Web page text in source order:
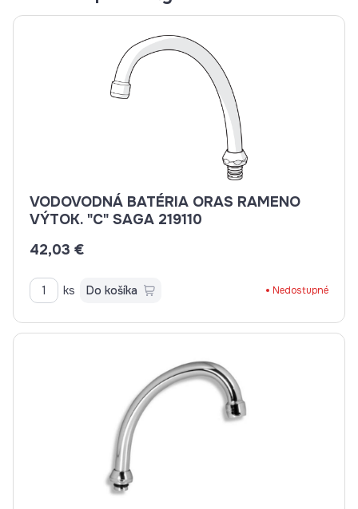
VODOVODNÁ BATÉRIA ORAS RAMENO
VÝTOK. "C" SAGA 219110
42,03 €
ks Do košíka Nedostupné